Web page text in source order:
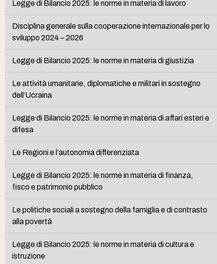
Legge di Bilancio 2025: le norme in materia di lavoro
Disciplina generale sulla cooperazione internazionale per lo
sviluppo 2024 – 2026
Legge di Bilancio 2025: le norme in materia di giustizia
Le attività umanitarie, diplomatiche e militari in sostegno
dell’Ucraina
Legge di Bilancio 2025: le norme in materia di affari esteri e
difesa
Le Regioni e l’autonomia differenziata
Legge di Bilancio 2025: le norme in materia di finanza,
fisco e patrimonio pubblico
Le politiche sociali a sostegno della famiglia e di contrasto
alla povertà
Legge di Bilancio 2025: le norme in materia di cultura e
istruzione